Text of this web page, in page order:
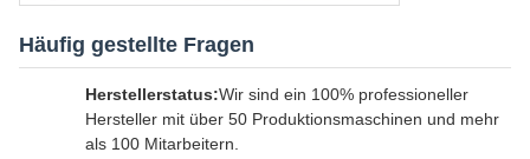
Häufig gestellte Fragen
Herstellerstatus:Wir sind ein 100% professioneller
Hersteller mit über 50 Produktionsmaschinen und mehr
als 100 Mitarbeitern.